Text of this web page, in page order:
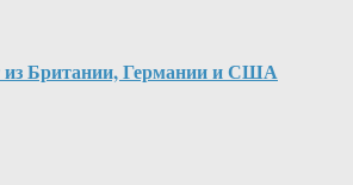
из Британии, Германии и США